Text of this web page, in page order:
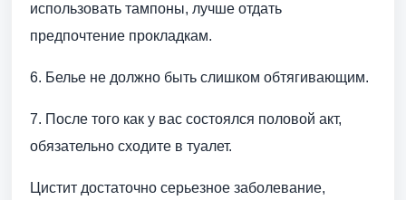
использовать тампоны, лучше отдать
предпочтение прокладкам.
6. Белье не должно быть слишком обтягивающим.
7. После того как у вас состоялся половой акт,
обязательно сходите в туалет.
Цистит достаточно серьезное заболевание,